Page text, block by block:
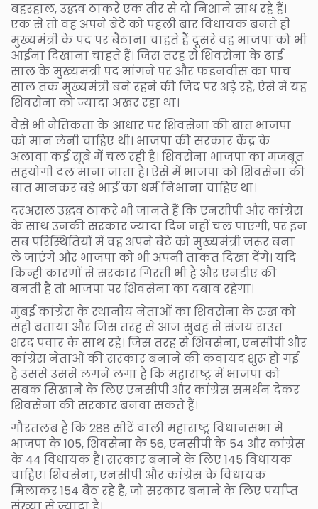
बहरहाल, उद्धव ठाकरे एक तीर से दो निशाने साध रहे हैं।
एक से तो वह अपने बेटे को पहली बार विधायक बनते ही
मुख्यमंत्री के पद पर बैठाना चाहते हैं दूसरे वह भाजपा को भी
आईना दिखाना चाहते हैं। जिस तरह से शिवसेना के ढाई
साल के मुख्यमंत्री पद मांगने पर और फडनवीस का पांच
साल तक मुख्यमंत्री बने रहने की जिद पर अड़े रहे, ऐसे में यह
शिवसेना को ज्यादा अखर रहा था।
वैसे भी नैतिकता के आधार पर शिवसेना की बात भाजपा
को मान लेनी चाहिए थी। भाजपा की सरकार केंद्र के
अलावा कई सूबे में चल रही है। शिवसेना भाजपा का मजबूत
सहयोगी दल माना जाता है। ऐसे में भाजपा को शिवसेना की
बात मानकर बड़े भाई का धर्म निभाना चाहिए था।
दरअसल उद्धव ठाकरे भी जानते हैं कि एनसीपी और कांग्रेस
के साथ उनकी सरकार ज्यादा दिन नहीं चल पाएगी, पर इन
सब परिस्थितियों में वह अपने बेटे को मुख्यमंत्री जरूर बना
ले जाएंगे और भाजपा को भी अपनी ताकत दिखा देंगे। यदि
किन्हीं कारणों से सरकार गिरती भी है और एनडीए की
बनती है तो भाजपा पर शिवसेना का दबाव रहेगा।
मुंबई कांग्रेस के स्थानीय नेताओं का शिवसेना के रुख को
सही बताया और जिस तरह से आज सुबह से संजय राउत
शरद पवार के साथ रहे। जिस तरह से शिवसेना, एनसीपी और
कांग्रेस नेताओं की सरकार बनाने की कवायद शुरू हो गई
है उससे उससे लगने लगा है कि महाराष्ट्र में भाजपा को
सबक सिखाने के लिए एनसीपी और कांग्रेस समर्थन देकर
शिवसेना की सरकार बनवा सकते हैं।
गौरतलब है कि 288 सीटें वाली महाराष्ट्र विधानसभा में
भाजपा के 105, शिवसेना के 56, एनसीपी के 54 और कांग्रेस
के 44 विधायक हैं। सरकार बनाने के लिए 145 विधायक
चाहिए। शिवसेना, एनसीपी और कांग्रेस के विधायक
मिलाकर 154 बैठ रहे हैं, जो सरकार बनाने के लिए पर्याप्त